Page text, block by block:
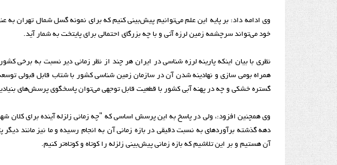
وی ادامه داد: بر پایه این علم می‌توانیم پیش‌بینی کنیم که برای نمونه گسل شمال تهران به
خود می‌تواند سرچشمه زمین لرزه آتی و با چه بزرگای احتمالی برای پایتخت به شمار آید.
نظری با بیان اینکه پارینه لرزه شناسی در ایران هر چند از نظر زمانی دیر نسبت به برخی
همراه بومی سازی و نهادینه شدن آن در سازمان زمین شناسی کشور با شتاب قابل قبولی
گستره خشکی و چه در پهنه آبی کشور با قطعیت قابل توجهی می‌توان پاسخگوی پرسش‌های
وی همچنین افزود:، ولی در پاسخ به این پرسش اساسی که "چه زمانی زلزله آینده برای کلان
دهه گذشته برآورد‌های به نسبت دقیقی در بازه زمانی آن به انجام رسیده و ما نیز مانند
آن هستیم و بر این تلاشیم که بازه زمانی پیش‌بینی زلزله را کوتاه و کوتاه‌تر کنیم.